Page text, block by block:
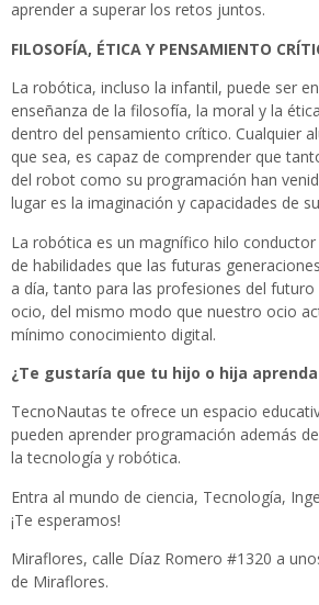
aprender a superar los retos juntos.
FILOSOFÍA, ÉTICA Y PENSAMIENTO
La robótica, incluso la infantil, puede ser
enseñanza de la filosofía, la moral y la
dentro del pensamiento crítico. Cualquier
que sea, es capaz de comprender que
del robot como su programación han
lugar es la imaginación y capacidades de
La robótica es un magnífico hilo
de habilidades que las futuras
a día, tanto para las profesiones del
ocio, del mismo modo que nuestro ocio
mínimo conocimiento digital.
¿Te gustaría que tu hijo o hija
TecnoNautas te ofrece un espacio
pueden aprender programación además
la tecnología y robótica.
Entra al mundo de ciencia, Tecnología,
¡Te esperamos!
Miraflores, calle Díaz Romero #1320 a
de Miraflores.